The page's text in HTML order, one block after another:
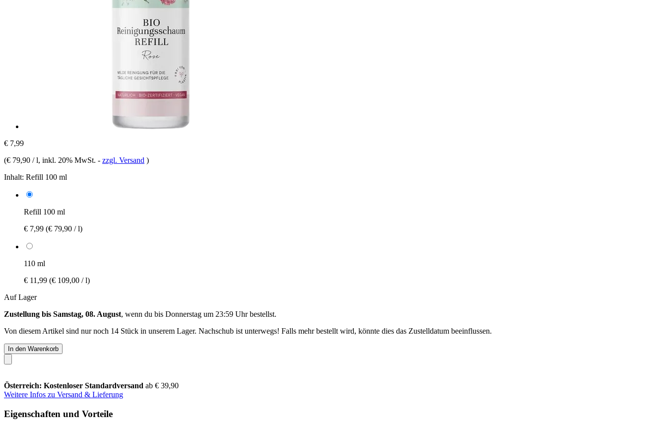
€ 7,99
(€ 79,90 / l, inkl. 20% MwSt. - zzgl. Versand )
Inhalt: Refill 100 ml
Refill 100 ml
€ 7,99 (€ 79,90 / l)
110 ml
€ 11,99 (€ 109,00 / l)
Auf Lager
Zustellung bis Samstag, 08. August, wenn du bis Donnerstag um 23:59 Uhrbestellst.
Von diesem Artikel sind nur noch 14 Stück in unserem Lager. Nachschub ist unterwegs! Falls mehr bestellt wird, könnte dies das Zustelldatum beeinflussen.
In den Warenkorb
Österreich: Kostenloser Standardversand ab € 39,90
Weitere Infos zu Versand & Lieferung
Eigenschaften und Vorteile